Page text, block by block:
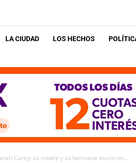
LA CIUDAD LOS HECHOS
Carey: su madre y su hermana murieron...